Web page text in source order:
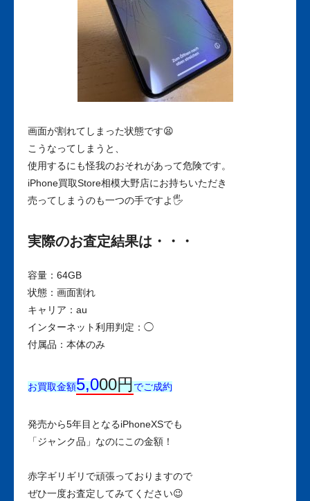
画面が割れてしまった状態です😫
こうなってしまうと、
使用するにも怪我のおそれがあって危険です。
iPhone買取Store相模大野店にお持ちいただき
売ってしまうのも一つの手ですよ🖐
実際のお査定結果は・・・
容量：64GB
状態：画面割れ
キャリア：au
インターネット利用判定：◯
付属品：本体のみ
お買取金額5,000円でご成約
発売から5年目となるiPhoneXSでも
「ジャンク品」なのにこの金額！
赤字ギリギリで頑張っておりますので
ぜひ一度お査定してみてください😉